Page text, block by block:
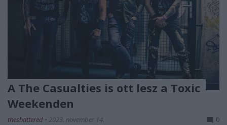
A The Casualties is ott lesz a Toxic
Weekenden
theshattered • 2023. november 14. 0